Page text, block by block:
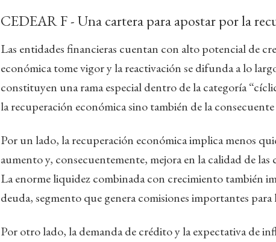
CEDEAR F - Una cartera para apostar por la
Las entidades financieras cuentan con alto potencial de
económica tome vigor y la reactivación se difunda a lo
constituyen una rama especial dentro de la categoría
la recuperación económica sino también de la
Por un lado, la recuperación económica implica menos
aumento y, consecuentemente, mejora en la calidad de las
La enorme liquidez combinada con crecimiento también
deuda, segmento que genera comisiones importantes para
Por otro lado, la demanda de crédito y la expectativa de